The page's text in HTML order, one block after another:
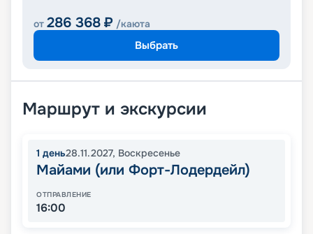
от 286 368 ₽ /каюта
Выбрать
Маршрут и экскурсии
1 день28.11.2027, Воскресенье
Майами (или Форт-Лодердейл)
ОТПРАВЛЕНИЕ
16:00